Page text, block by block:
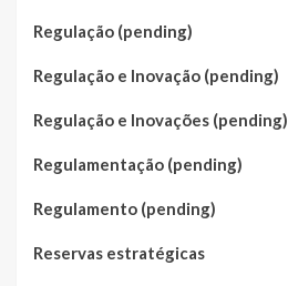
Regulação (pending)
Regulação e Inovação (pending)
Regulação e Inovações (pending)
Regulamentação (pending)
Regulamento (pending)
Reservas estratégicas